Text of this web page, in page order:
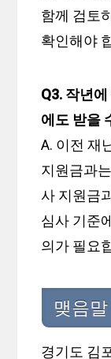
함께 검토
확인해야
Q3. 작년
에도 받을
A. 이전 재
지원금과
사 지원금
심사 기준
의가 필요
맺음말
경기도 김